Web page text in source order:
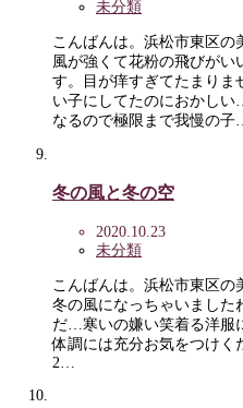
未分類
こんばんは。浜松市東区の
風が強くて花粉の飛びがい
す。目が痒すぎてたまりま
い子にしてたのにおかし
なるので極限まで我慢の子
冬の風と冬の空
2020.10.23
未分類
こんばんは。浜松市東区の
冬の風になっちゃいました
だ…寒いの嫌い笑着る洋服
体調には充分お気をつけく
2…